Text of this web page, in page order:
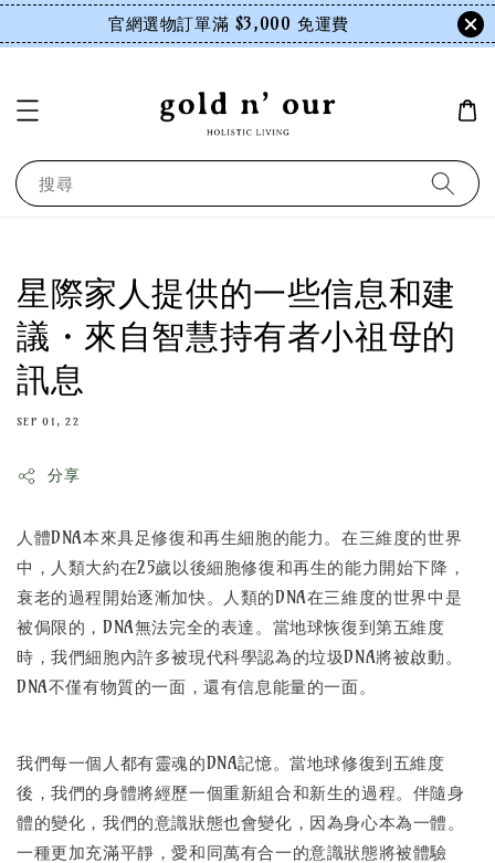
官網選物訂單滿 $3,000 免運費
搜尋
星際家人提供的一些信息和建
議・來自智慧持有者小祖母的
訊息
SEP 01, 22
分享
人體DNA本來具足修復和再生細胞的能力。在三維度的世界
中，人類大約在25歲以後細胞修復和再生的能力開始下降，
衰老的過程開始逐漸加快。人類的DNA在三維度的世界中是
被侷限的，DNA無法完全的表達。當地球恢復到第五維度
時，我們細胞內許多被現代科學認為的垃圾DNA將被啟動。
DNA不僅有物質的一面，還有信息能量的一面。
我們每一個人都有靈魂的DNA記憶。當地球修復到五維度
後，我們的身體將經歷一個重新組合和新生的過程。伴隨身
體的變化，我們的意識狀態也會變化，因為身心本為一體。
一種更加充滿平靜，愛和同萬有合一的意識狀態將被體驗